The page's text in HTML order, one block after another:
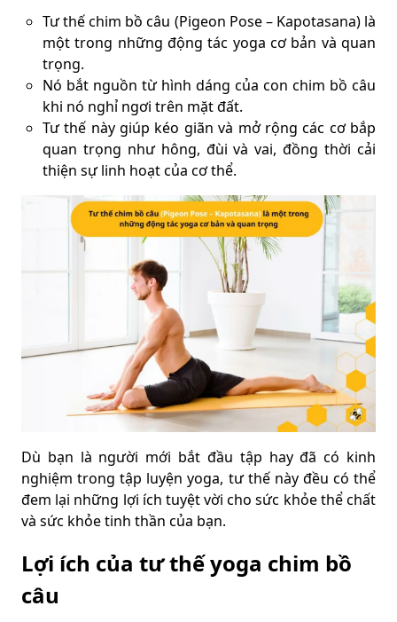
Tư thế chim bồ câu (Pigeon Pose – Kapotasana) là
một trong những động tác yoga cơ bản và quan
trọng.
Nó bắt nguồn từ hình dáng của con chim bồ câu
khi nó nghỉ ngơi trên mặt đất.
Tư thế này giúp kéo giãn và mở rộng các cơ bắp
quan trọng như hông, đùi và vai, đồng thời cải
thiện sự linh hoạt của cơ thể.
Dù bạn là người mới bắt đầu tập hay đã có kinh
nghiệm trong tập luyện yoga, tư thế này đều có thể
đem lại những lợi ích tuyệt vời cho sức khỏe thể chất
và sức khỏe tinh thần của bạn.
Lợi ích của tư thế yoga chim bồ
câu